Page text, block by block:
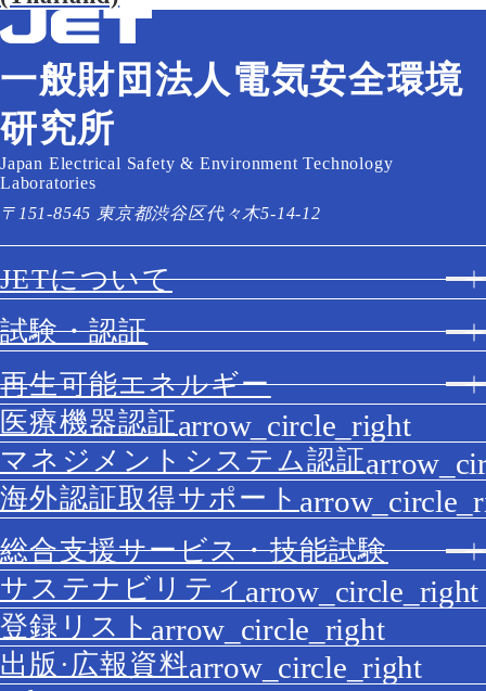
一般財団法人電気安全環境
研究所
Japan Electrical Safety & Environment Technology
Laboratories
〒151-8545 東京都渋谷区代々木5-14-12
JETについて
サステナビリティ
登録リスト
出版·広報資料
試験・認証
再生可能エネルギー
医療機器認証
マネジメントシステム認証
海外認証取得サポート
総合支援サービス・技能試験